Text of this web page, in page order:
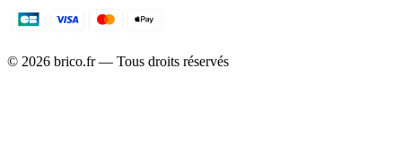
© 2026 brico.fr — Tous droits réservés